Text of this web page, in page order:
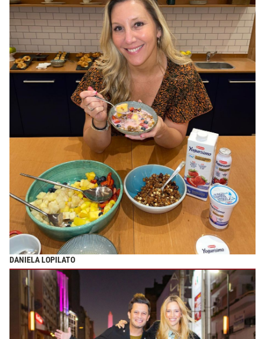
DANIELA LOPILATO